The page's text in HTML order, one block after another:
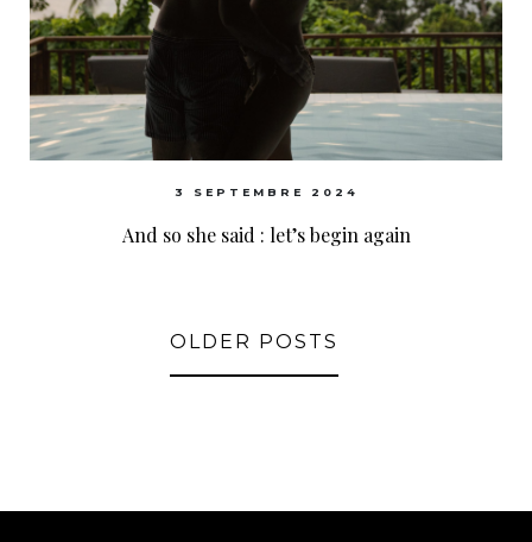
3 SEPTEMBRE 2024
And so she said : let’s begin again
OLDER POSTS